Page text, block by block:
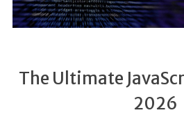
The Ultimate
2026